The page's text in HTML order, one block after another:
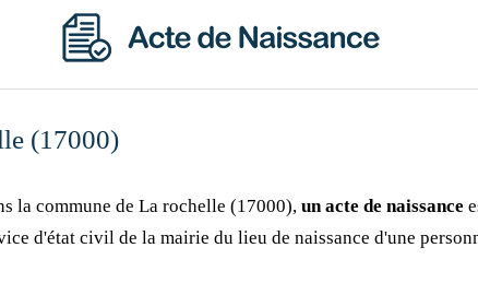
(17000)
la commune de La rochelle (17000), un acte de naissance
d'état civil de la mairie du lieu de naissance d'une